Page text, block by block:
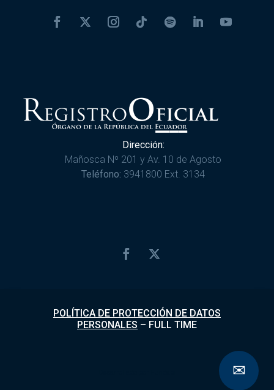
Dirección:
Mañosca Nº 201 y Av. 10 de Agosto
Teléfono: 3941800 Ext. 3134
POLÍTICA DE PROTECCIÓN DE DATOS
PERSONALES – FULL TIME
✉